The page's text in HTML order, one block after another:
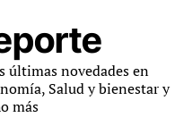
últimas novedades en
Salud y bienestar y
más